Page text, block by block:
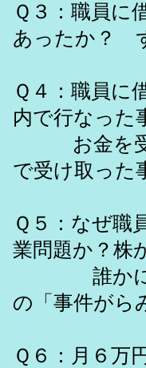
Ｑ３：職員
あったか？
Ｑ４：職員に
内で行なった
お金を受け
で受け取った
Ｑ５：なぜ職
業問題か？株
誰かに弱
の「事件がら
（
Ｑ６：月６万